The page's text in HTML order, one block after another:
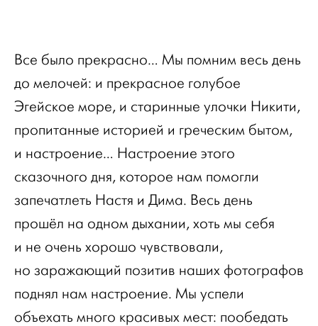
Все было прекрасно… Мы помним весь день
до мелочей: и прекрасное голубое
Эгейское море, и старинные улочки Никити,
пропитанные историей и греческим бытом,
и настроение… Настроение этого
сказочного дня, которое нам помогли
запечатлеть Настя и Дима. Весь день
прошёл на одном дыхании, хоть мы себя
и не очень хорошо чувствовали,
но заражающий позитив наших фотографов
поднял нам настроение. Мы успели
объехать много красивых мест: пообедать